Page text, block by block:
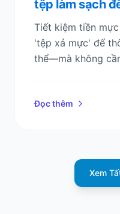
tệp làm sạch
cụ thể
Tiết kiệm tiền
'tệp xả mực' để
thể—mà không
Đọc thêm
Xem